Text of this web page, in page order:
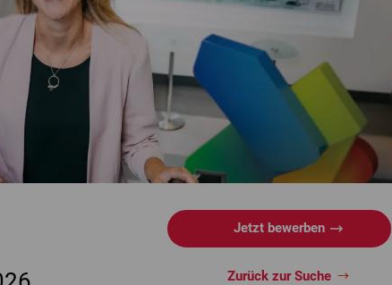
Jetzt bewerben
Zurück zur Suche